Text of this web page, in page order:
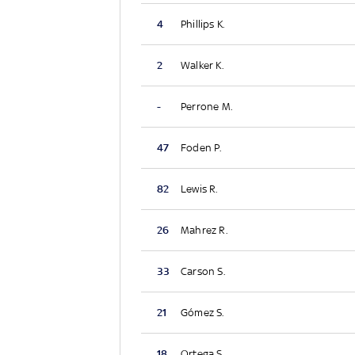
4 Phillips K.
2 Walker K.
- Perrone M.
47 Foden P.
82 Lewis R.
26 Mahrez R.
33 Carson S.
21 Gómez S.